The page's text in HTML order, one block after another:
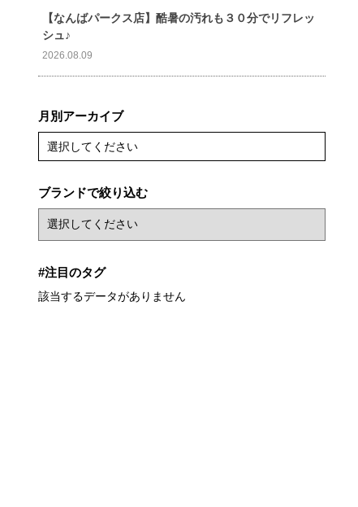
【なんばパークス店】酷暑の汚れも３０分でリフレッ
シュ♪
2026.08.09
月別アーカイブ
選択してください
ブランドで絞り込む
#注目のタグ
該当するデータがありません